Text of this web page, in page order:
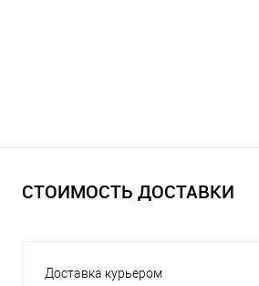
СТОИМОСТЬ ДОСТАВКИ
Доставка курьером